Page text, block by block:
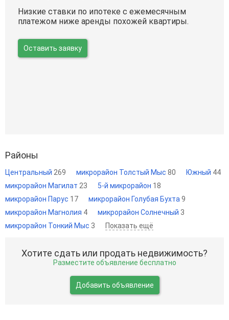
Низкие ставки по ипотеке с ежемесячным
платежом ниже аренды похожей квартиры.
Оставить заявку
Районы
Центральный 269 микрорайон Толстый Мыс 80 Южный 44
микрорайон Магилат 23 5-й микрорайон 18
микрорайон Парус 17 микрорайон Голубая Бухта 9
микрорайон Магнолия 4 микрорайон Солнечный 3
микрорайон Тонкий Мыс 3 Показать ещё
Хотите сдать или продать недвижимость?
Разместите объявление бесплатно
Добавить объявление